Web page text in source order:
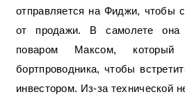
отправляется на Фиджи, чтобы
от продажи. В самолете
поваром Максом,
бортпроводника, чтобы
инвестором. Из-за технической